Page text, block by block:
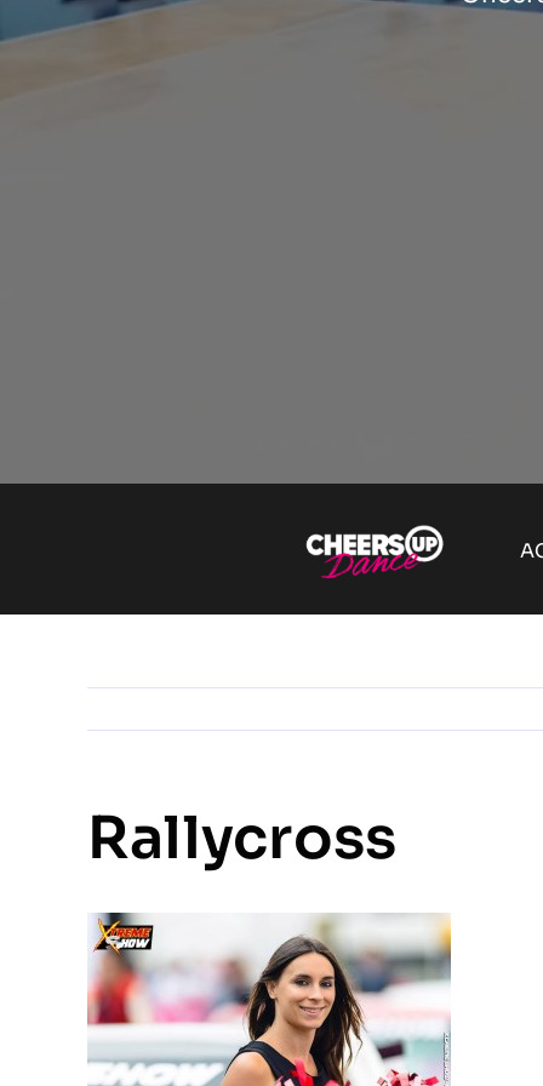
Rallycross